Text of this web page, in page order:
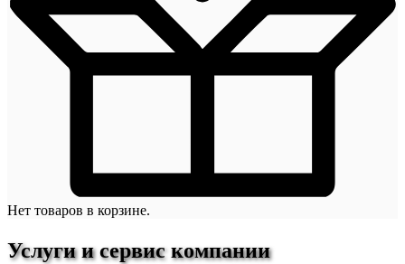
Нет товаров в корзине.
Услуги и сервис компании